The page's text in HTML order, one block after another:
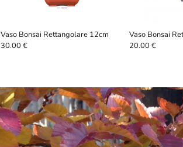
Vaso Bonsai Rettangolare 12cm
30.00 €
Vaso Bonsai
20.00 €